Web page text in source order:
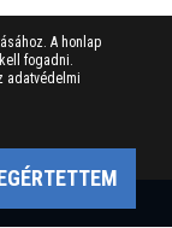
A honlap
fogadni.
adatvédelmi